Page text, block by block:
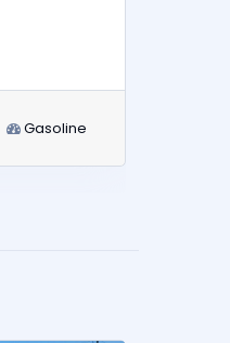
Gasoline